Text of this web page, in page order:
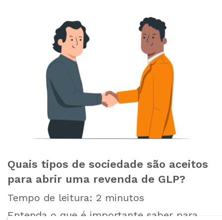
Quais tipos de sociedade são aceitos
para abrir uma revenda de GLP?
Tempo de leitura: 2 minutos
Entenda o que é importante saber para